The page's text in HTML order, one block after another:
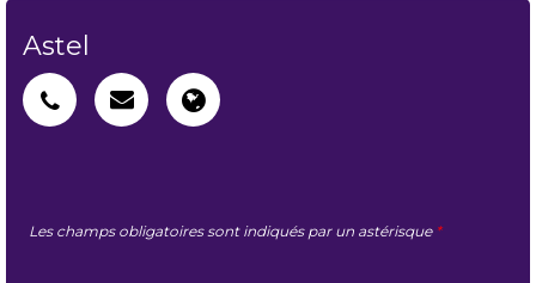
Astel
Les champs obligatoires sont indiqués par un astérisque *